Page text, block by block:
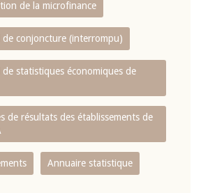
de la microfinance
de conjoncture (interrompu)
statistiques économiques de
de résultats des établissements de
Annuaire statistique